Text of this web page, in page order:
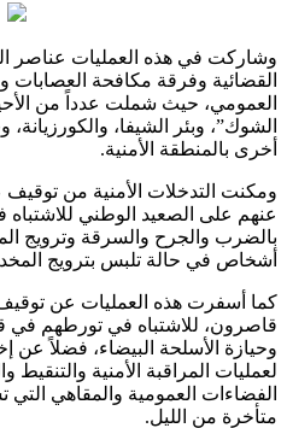
وشاركت في هذه العمليات عناصر
القضائية وفرقة مكافحة العصابات
العمومي، حيث شملت عدداً من
الشوك”، وبئر الشيفا،
أخرى بالمنطقة الأمنية.
ومكنت التدخلات الأمنية من
عنهم على الصعيد الوطني
بالضرب والجرح والسرقة وترويج
أشخاص في حالة تلبس بترويج
كما أسفرت هذه العمليات عن
قاصرون، للاشتباه في تورطهم في
لعمليات المراقبة الأمنية
الفضاءات العمومية والمقاهي
متأخرة من الليل.